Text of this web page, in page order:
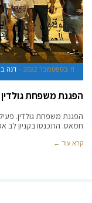
11 בספטמבר 2022 דנה
הפגנת משפחת
הפגנת משפחת גולדין.
חמאס. התכנסו בקניון לב
קרא עוד ←